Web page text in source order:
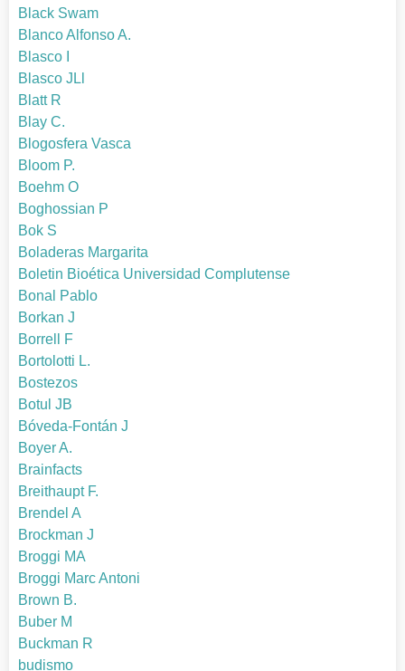
Black Swam
Blanco Alfonso A.
Blasco I
Blasco JLl
Blatt R
Blay C.
Blogosfera Vasca
Bloom P.
Boehm O
Boghossian P
Bok S
Boladeras Margarita
Boletin Bioética Universidad Complutense
Bonal Pablo
Borkan J
Borrell F
Bortolotti L.
Bostezos
Botul JB
Bóveda-Fontán J
Boyer A.
Brainfacts
Breithaupt F.
Brendel A
Brockman J
Broggi MA
Broggi Marc Antoni
Brown B.
Buber M
Buckman R
budismo